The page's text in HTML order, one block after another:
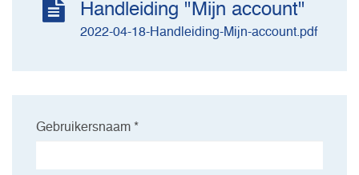
Handleiding "Mijn account"
2022-04-18-Handleiding-Mijn-account.pdf
Gebruikersnaam *